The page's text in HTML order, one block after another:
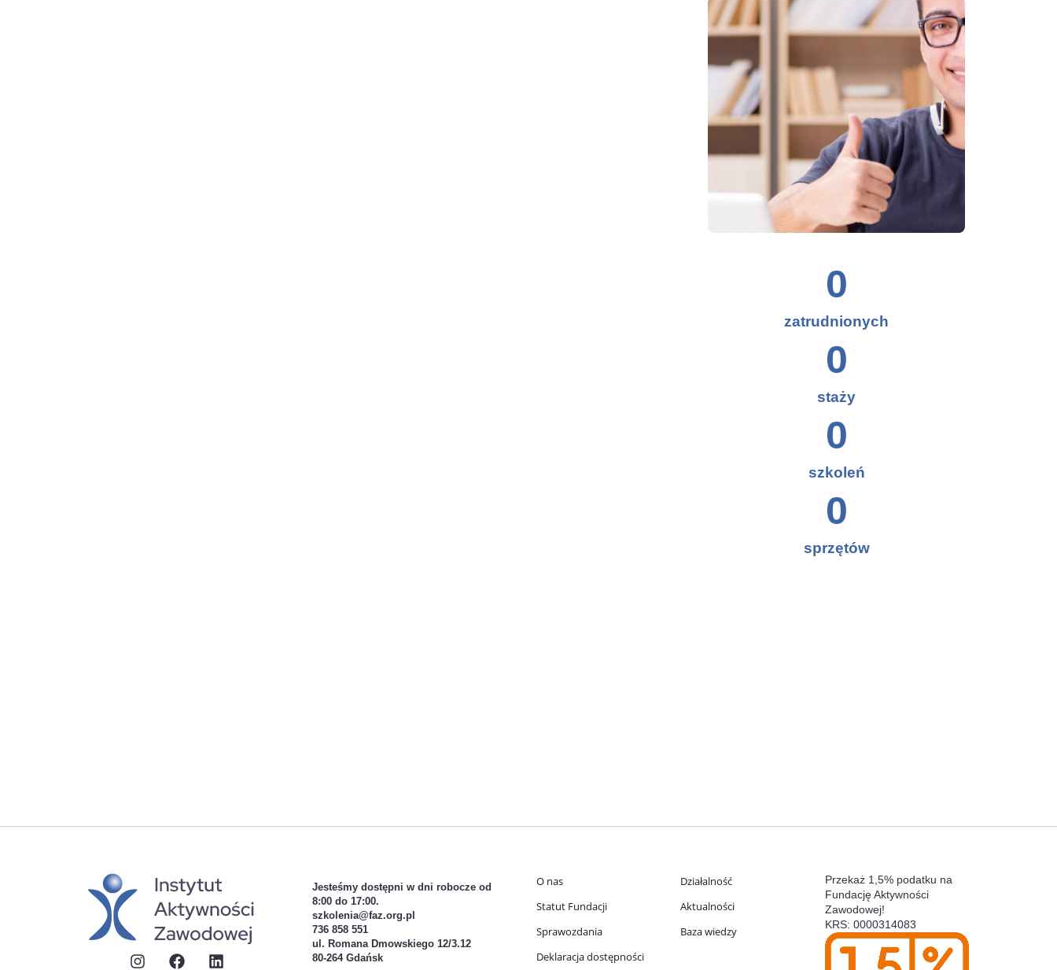
zatrudnionych
0
staży
0
szkoleń
0
sprzętów
0
Jesteśmy dostępni w dni robocze od
8:00 do 17:00.
szkolenia@faz.org.pl
736 858 551
ul. Romana Dmowskiego 12/3.12
80-264 Gdańsk
O nas
Statut Fundacji
Sprawozdania
Deklaracja dostępności
Działalność
Aktualności
Baza wiedzy
Przekaż 1,5% podatku na
Fundację Aktywności
Zawodowej!
KRS: 0000314083